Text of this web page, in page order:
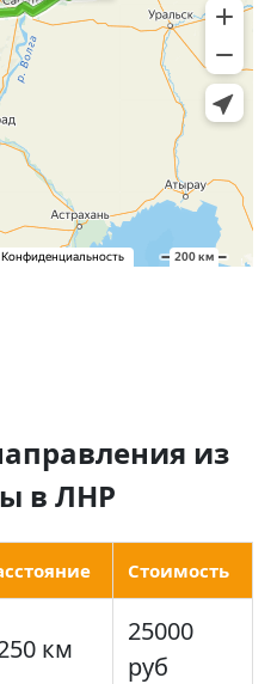
из
в ЛНР
Стоимость
км
25000
руб